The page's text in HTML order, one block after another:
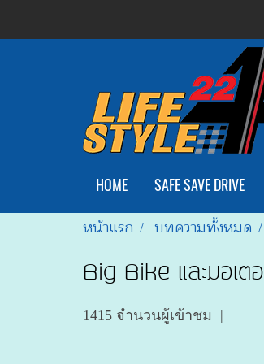
HOME SAFE SAVE DRIVE
หน้าแรก บทความทั้งหมด
Big Bike และมอเ
1415 จำนวนผู้เข้าชม |